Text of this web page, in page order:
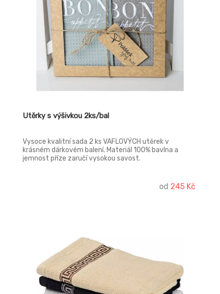
Utěrky s výšivkou 2ks/bal
Vysoce kvalitní sada 2 ks VAFLOVÝCH utěrek v
krásném dárkovém balení. Materiál 100% bavlna a
jemnost příze zaručí vysokou savost.
od 245 Kč